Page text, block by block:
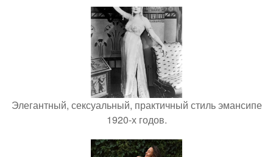
Элегантный, сексуальный, практичный стиль эмансипе
1920-х годов.